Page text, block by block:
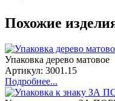
Похожие
Упаковка дерево матовое
Артикул: 3001.15
Подробнее...